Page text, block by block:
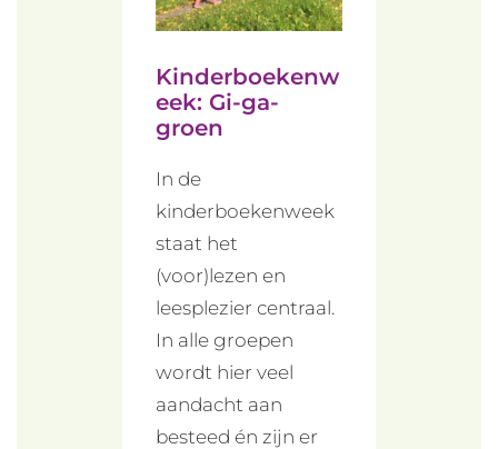
Kinderboekenw
eek: Gi-ga-
groen
In de
kinderboekenweek
staat het
(voor)lezen en
leesplezier centraal.
In alle groepen
wordt hier veel
aandacht aan
besteed én zijn er